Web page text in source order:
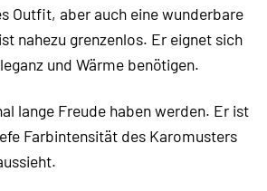
Outfit, aber auch eine wunderbare
nahezu grenzenlos. Er eignet sich
und Wärme benötigen.
lange Freude haben werden. Er ist
Farbintensität des Karomusters